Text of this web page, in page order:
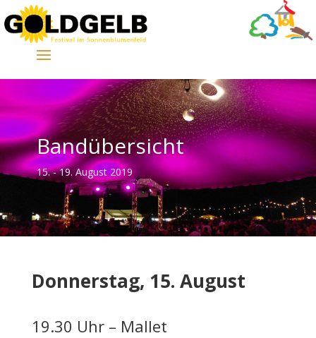
Bandübersicht
15. - 19. August 2019
Donnerstag, 15. August
19.30 Uhr – Mallet